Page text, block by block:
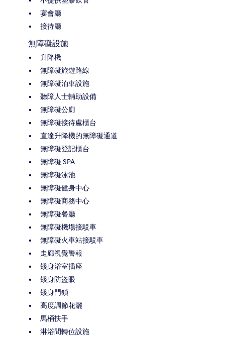
宴會廳
接待廳
無障礙設施
升降機
無障礙旅遊路線
無障礙泊車設施
聽障人士輔助設備
無障礙公廁
無障礙接待處櫃台
直達升降機的無障礙通道
無障礙登記櫃台
無障礙 SPA
無障礙泳池
無障礙健身中心
無障礙商務中心
無障礙餐廳
無障礙機場接駁車
無障礙火車站接駁車
走廊視覺警報
矮身浴室插座
矮身防盜眼
矮身門鎖
高度調節花灑
馬桶扶手
淋浴間轉位設施